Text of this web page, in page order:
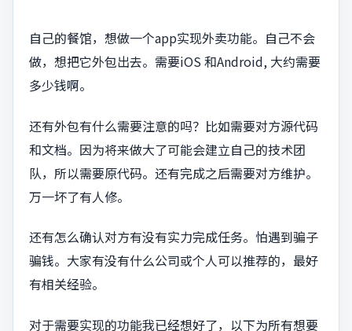
自己的餐馆，想做一个app实现外卖功能。自己不会
做，想把它外包出去。需要iOS 和Android, 大约需要
多少钱啊。
还有外包有什么需要注意的吗？比如需要对方源代码
和文档。因为将来做大了可能会建立自己的技术团
队，所以需要原代码。还有完成之后需要对方维护。
万一坏了有人修。
还有怎么确认对方有没有实力完成任务。怕遇到骗子
骗钱。大家有没有什么公司或个人可以推荐的，最好
有相关经验。
对于需要实现的功能我已经想好了，以下为所有想要